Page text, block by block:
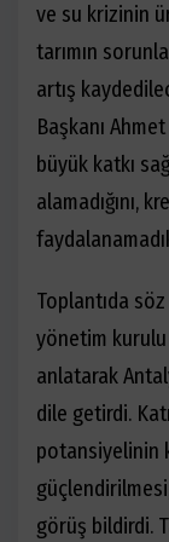
ve su krizinin
tarımın
artış
Başkanı
büyük katkı
alamadığını,
Toplantıda
yönetim
anlatarak
dile getirdi.
potansiyelinin
görüş bildirdi.